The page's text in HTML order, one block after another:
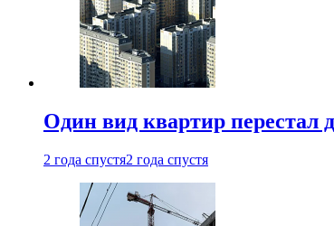
Один вид квартир перестал
2 года спустя2 года спустя